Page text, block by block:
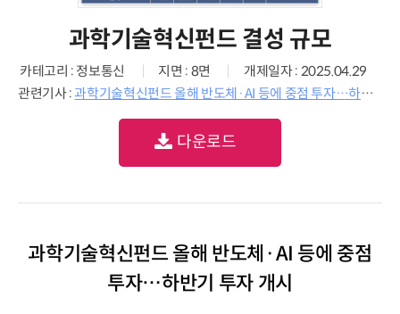
과학기술혁신펀드 결성 규모
카테고리 : 정보통신 지면 : 8면
개제일자 : 2025.04.29
관련기사 :과학기술혁신펀드 올해 반도체·AI 등에 중점 투자…하반기 투자 개시
다운로드
과학기술혁신펀드 올해 반도체·AI 등에 중점
투자…하반기 투자 개시